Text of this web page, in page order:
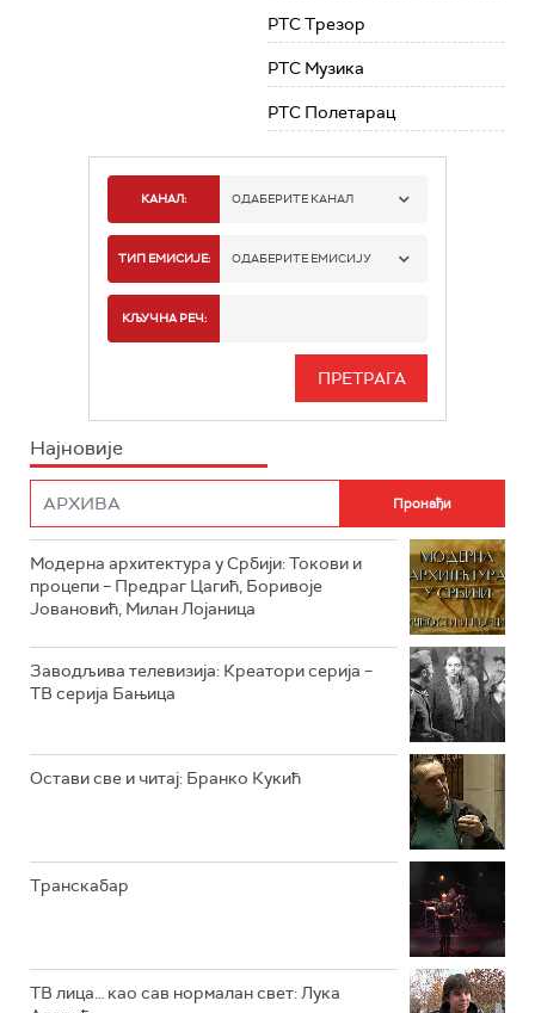
РТС Трезор
РТС Музика
РТС Полетарац
КАНАЛ: ОДАБЕРИТЕ КАНАЛ
РТС 1
РТС 3
РТС ЖИВОТ
РТС КОЛО
ТИП ЕМИСИЈЕ: ОДАБЕРИТЕ ЕМИСИЈУ
ИНФО
КЉУЧНА РЕЧ:
Најновије
Модерна архитектура у Србији: Токови и
процепи – Предраг Цагић, Боривоје
Јовановић, Милан Лојаница
Заводљива телевизија: Креатори серија –
ТВ серија Бањица
Остави све и читај: Бранко Кукић
Транскабар
ТВ лица… као сав нормалан свет: Лука